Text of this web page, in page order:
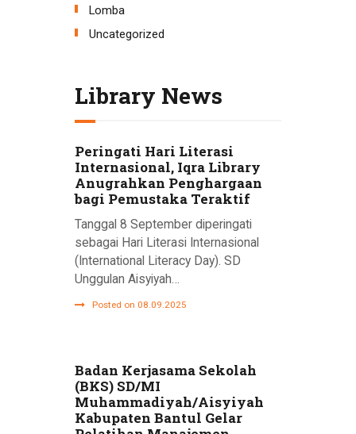
Lomba
Uncategorized
Library News
Peringati Hari Literasi
Internasional, Iqra Library
Anugrahkan Penghargaan
bagi Pemustaka Teraktif
Tanggal 8 September diperingati
sebagai Hari Literasi Internasional
(International Literacy Day). SD
Unggulan Aisyiyah…
Posted on 08.09.2025
Badan Kerjasama Sekolah
(BKS) SD/MI
Muhammadiyah/Aisyiyah
Kabupaten Bantul Gelar